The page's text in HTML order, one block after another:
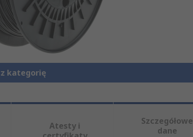
kategorię
Atesty i
Szczegółowe
dane